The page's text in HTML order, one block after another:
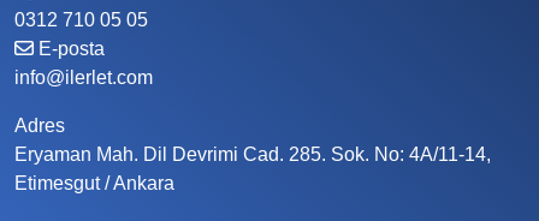
0312 710 05 05
E-posta
info@ilerlet.com
Adres
Eryaman Mah. Dil Devrimi Cad. 285. Sok. No: 4A/11-14,
Etimesgut / Ankara